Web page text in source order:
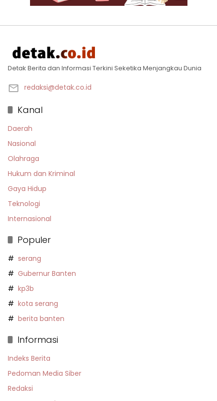
Detak Berita dan Informasi Terkini Seketika Menjangkau Dunia
redaksi@detak.co.id
Kanal
Daerah
Nasional
Olahraga
Hukum dan Kriminal
Gaya Hidup
Teknologi
Internasional
Populer
serang
Gubernur Banten
kp3b
kota serang
berita banten
Informasi
Indeks Berita
Pedoman Media Siber
Redaksi